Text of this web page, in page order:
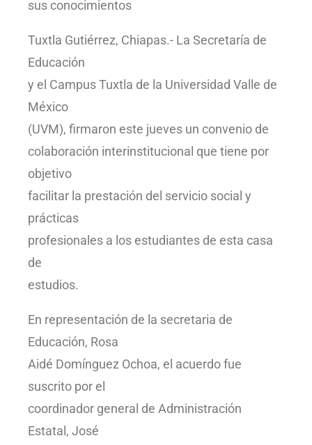
sus conocimientos
Tuxtla Gutiérrez, Chiapas.- La Secretaría de
Educación
y el Campus Tuxtla de la Universidad Valle de
México
(UVM), firmaron este jueves un convenio de
colaboración interinstitucional que tiene por
objetivo
facilitar la prestación del servicio social y
prácticas
profesionales a los estudiantes de esta casa
de
estudios.
En representación de la secretaria de
Educación, Rosa
Aidé Domínguez Ochoa, el acuerdo fue
suscrito por el
coordinador general de Administración
Estatal, José